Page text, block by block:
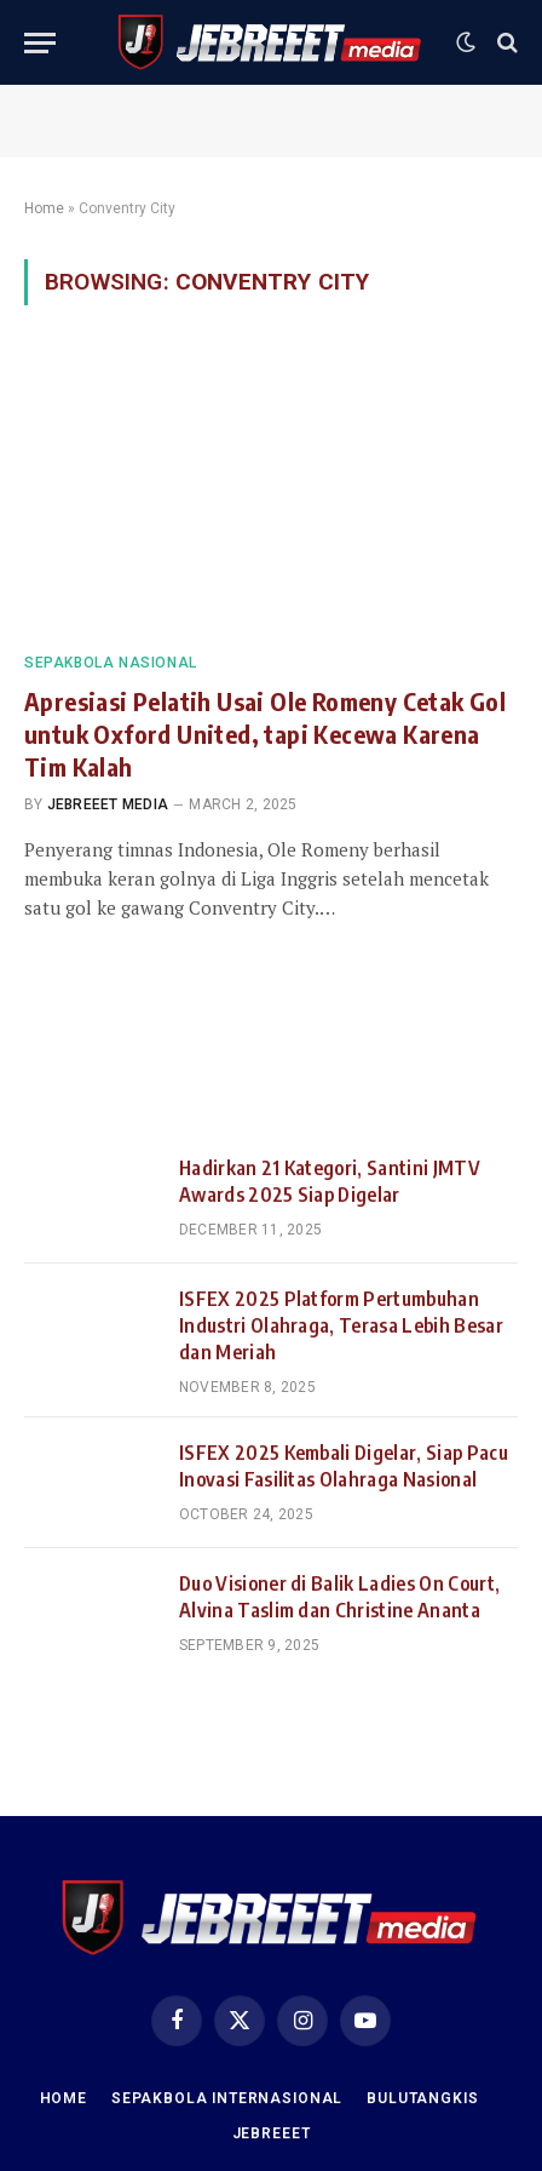
Home » Conventry City
BROWSING: CONVENTRY CITY
SEPAKBOLA NASIONAL
Apresiasi Pelatih Usai Ole Romeny Cetak Gol
untuk Oxford United, tapi Kecewa Karena
Tim Kalah
BY JEBREEET MEDIA MARCH 2, 2025
Penyerang timnas Indonesia, Ole Romeny berhasil
membuka keran golnya di Liga Inggris setelah mencetak
satu gol ke gawang Conventry City.…
Hadirkan 21 Kategori, Santini JMTV
Awards 2025 Siap Digelar
DECEMBER 11, 2025
ISFEX 2025 Platform Pertumbuhan
Industri Olahraga, Terasa Lebih Besar
dan Meriah
NOVEMBER 8, 2025
ISFEX 2025 Kembali Digelar, Siap Pacu
Inovasi Fasilitas Olahraga Nasional
OCTOBER 24, 2025
Duo Visioner di Balik Ladies On Court,
Alvina Taslim dan Christine Ananta
SEPTEMBER 9, 2025
FacebookX
(Twitter)
InstagramYouTube
HOME SEPAKBOLA INTERNASIONAL BULUTANGKIS
JEBREEET